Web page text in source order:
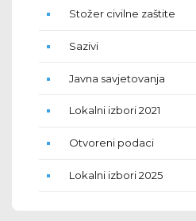
Stožer civilne zaštite
Sazivi
Javna savjetovanja
Lokalni izbori 2021
Otvoreni podaci
Lokalni izbori 2025